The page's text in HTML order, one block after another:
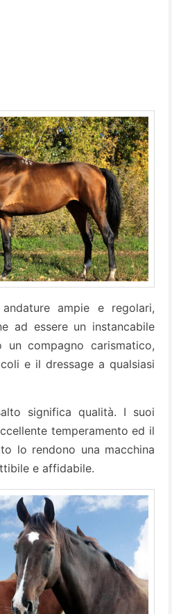
ampie e regolari,
ad essere un instancabile
un compagno carismatico,
e il dressage a qualsiasi
significa qualità. I suoi
temperamento ed il
lo rendono una macchina
e affidabile.